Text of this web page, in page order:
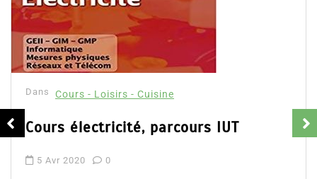
Dans Cours - Loisirs - Cuisine
Cours électricité, parcours IUT
5 Avr 2020 0